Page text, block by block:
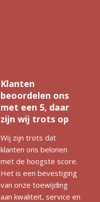
Klanten
beoordelen ons
met een 5, daar
zijn wij trots op
Wij zijn trots dat
klanten ons belonen
met de hoogste score.
Het is een bevestiging
van onze toewijding
aan kwaliteit, service en